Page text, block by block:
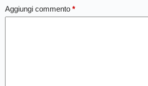
Aggiungi commento *